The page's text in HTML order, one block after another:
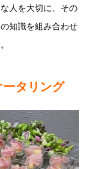
人を大切に、その
知識を組み合わせ
タリング